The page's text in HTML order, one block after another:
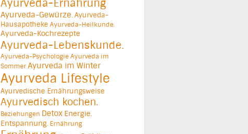
Ayurveda-Ernährung
Ayurveda-Gewürze.Ayurveda-
Hausapotheke Ayurveda-Heilkunde.
Ayurveda-Kochrezepte
Ayurveda-Lebenskunde.
Ayurveda-PsychologieAyurveda im
SommerAyurveda im Winter
Ayurveda Lifestyle
Ayurvedische Ernährungsweise
Ayurvedisch kochen.
Beziehungen Detox Energie.
Entspannung. Ernährung